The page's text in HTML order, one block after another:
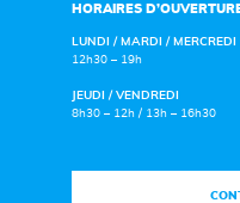
HORAIRES
LUNDI / MARDI / MERCREDI
12h30 – 19h
JEUDI / VENDREDI
8h30 – 12h / 13h – 16h30